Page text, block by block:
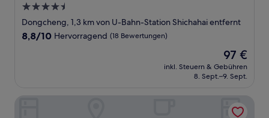
4.5-
Sterne-
Unterkunft
Dongcheng, 1,3 km von U-Bahn-Station Shichahai entfernt
8.8
8,8/10 Hervorragend (18 Bewertungen)
Der
Preis
beträgt
97 €
inkl. Steuern & Gebühren
8. Sept.–9. Sept.